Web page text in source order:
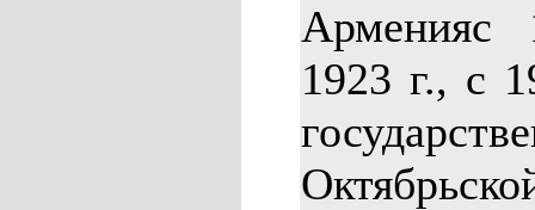
Арменияс
1923 г., с